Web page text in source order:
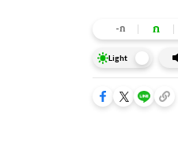
-ก ก
Light